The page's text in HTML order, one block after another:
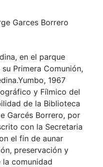
Garces Borrero
en el parque
Primera Comunión,
1967
y Fílmico del
de la Biblioteca
Garcés Borrero, por
con la Secretaria
el fin de aunar
preservación y
comunidad